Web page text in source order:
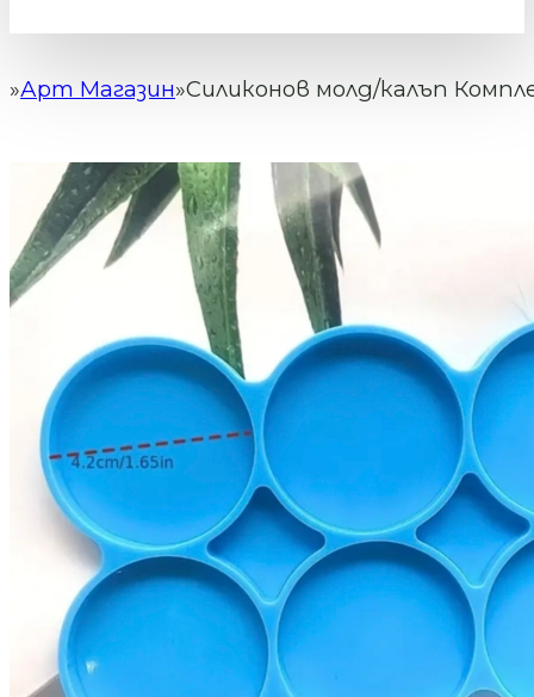
Начало
Арт Магазин Силиконов молд/калъп